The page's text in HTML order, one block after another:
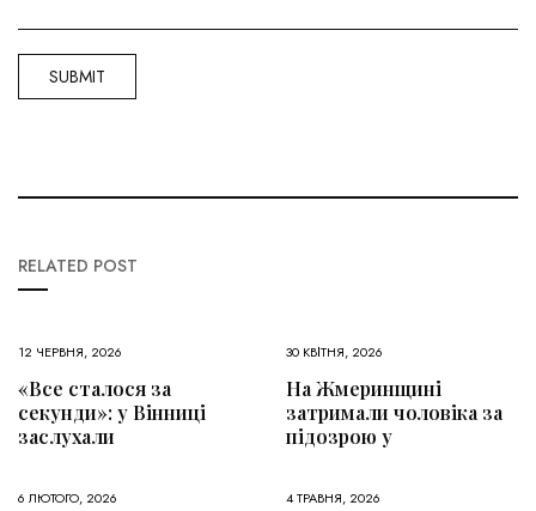
RELATED POST
12 ЧЕРВНЯ, 2026
«Все сталося за
секунди»: у Вінниці
заслухали
30 КВІТНЯ, 2026
На Жмеринщині
затримали чоловіка за
підозрою у
6 ЛЮТОГО, 2026 4 ТРАВНЯ, 2026